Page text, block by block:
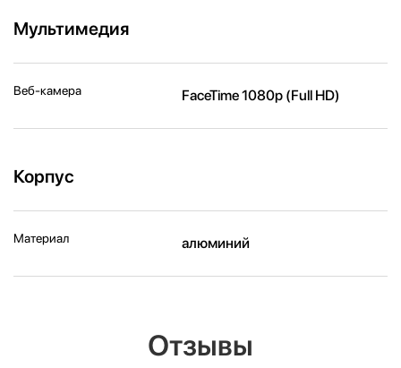
Мультимедия
Веб-камера FaceTime 1080p (Full HD)
Корпус
Материал алюминий
Отзывы